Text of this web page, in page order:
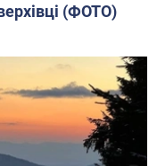
(ФОТО)